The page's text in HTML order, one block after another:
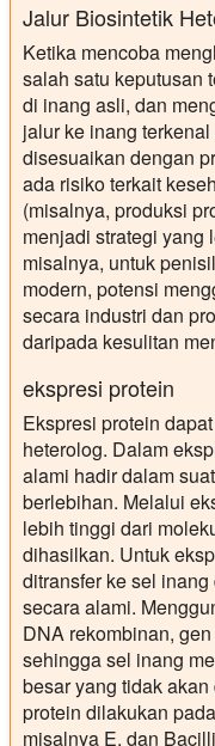
Jalur Biosintetik
Ketika mencoba
salah satu keputusan
di inang asli, dan
jalur ke inang
disesuaikan dengan
ada risiko terkait
(misalnya, produksi
menjadi strategi yang
misalnya, untuk
modern, potensi
secara industri dan
daripada kesulitan
ekspresi protein
Ekspresi protein
heterolog. Dalam
alami hadir dalam
berlebihan. Melalui
lebih tinggi dari
dihasilkan. Untuk
ditransfer ke sel
secara alami.
DNA rekombinan,
sehingga sel inang
besar yang tidak
protein dilakukan
misalnya E. dan